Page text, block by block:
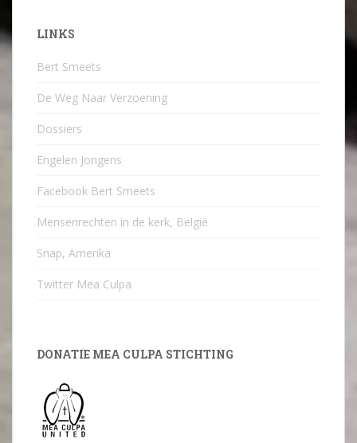
LINKS
Bert Smeets
De Weg Naar Verzoening
Dossiers
Engelen Jongens
Facebook Bert Smeets
Mensenrechten in de kerk, België
Snap, Amerika
Twitter Mea Culpa
DONATIE MEA CULPA STICHTING